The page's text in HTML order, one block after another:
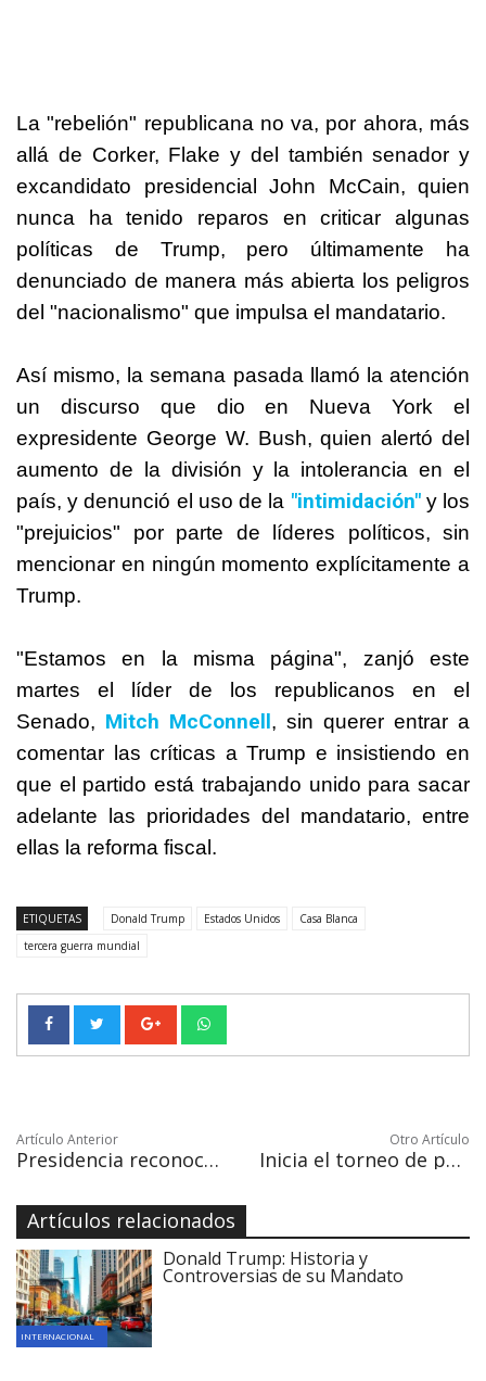
La "rebelión" republicana no va, por ahora, más
allá de Corker, Flake y del también senador y
excandidato presidencial John McCain, quien
nunca ha tenido reparos en criticar algunas
políticas de Trump, pero últimamente ha
denunciado de manera más abierta los peligros
del "nacionalismo" que impulsa el mandatario.
Así mismo, la semana pasada llamó la atención
un discurso que dio en Nueva York el
expresidente George W. Bush, quien alertó del
aumento de la división y la intolerancia en el
país, y denunció el uso de la "intimidación"y los
"prejuicios" por parte de líderes políticos, sin
mencionar en ningún momento explícitamente a
Trump.
"Estamos en la misma página", zanjó este
martes el líder de los republicanos en el
Senado, Mitch McConnell, sin querer entrar a
comentar las críticas a Trump e insistiendo en
que el partido está trabajando unido para sacar
adelante las prioridades del mandatario, entre
ellas la reforma fiscal.
ETIQUETAS Donald Trump Estados Unidos
Casa Blanca
tercera guerra mundial
Artículo Anterior
Presidencia reconoce reuniones de Peña Nieto con directivos de Odebrecht
Otro Artículo
Inicia el torneo de pesca “Bisbee´s Black and Blue” edición XXXVII
Artículos relacionados
INTERNACIONAL
Donald Trump: Historia y
Controversias de su Mandato